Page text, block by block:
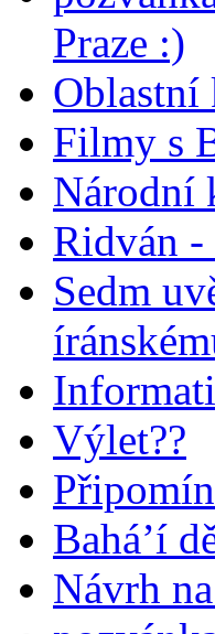
Praze :)
Oblastní
Filmy s
Národní
Ridván -
Sedm
Výlet??
Bahá’í
Návrh